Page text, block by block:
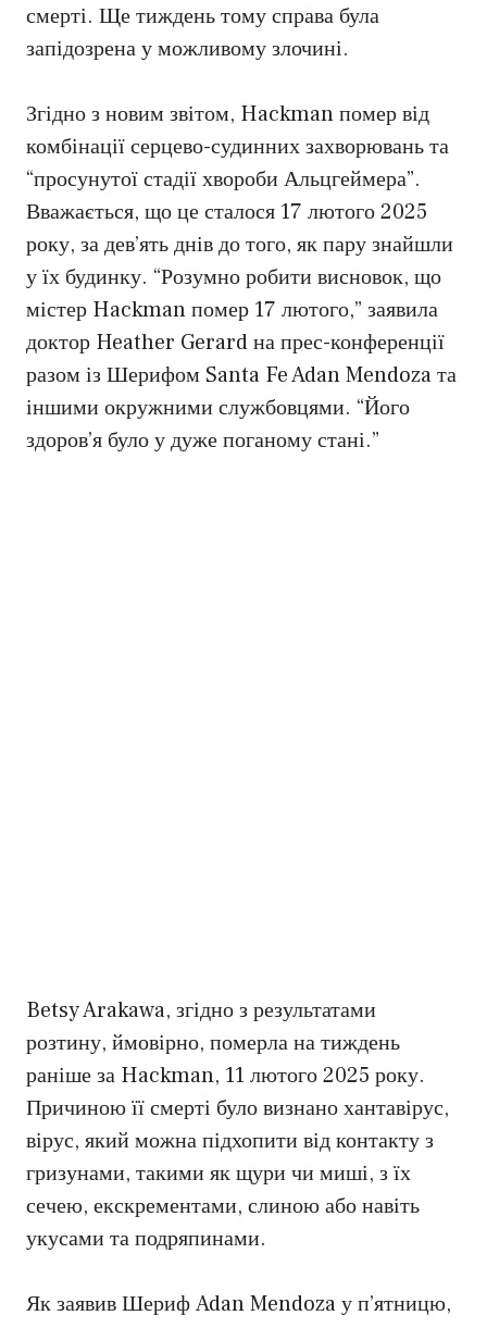
смерті. Ще тиждень тому справа була
запідозрена у можливому злочині.
Згідно з новим звітом, Hackman помер від
комбінації серцево-судинних захворювань та
“просунутої стадії хвороби Альцгеймера”.
Вважається, що це сталося 17 лютого 2025
року, за дев’ять днів до того, як пару знайшли
у їх будинку. “Розумно робити висновок, що
містер Hackman помер 17 лютого,” заявила
доктор Heather Gerard на прес-конференції
разом із Шерифом Santa Fe Adan Mendoza та
іншими окружними службовцями. “Його
здоров’я було у дуже поганому стані.”
Betsy Arakawa, згідно з результатами
розтину, ймовірно, померла на тиждень
раніше за Hackman, 11 лютого 2025 року.
Причиною її смерті було визнано хантавірус,
вірус, який можна підхопити від контакту з
гризунами, такими як щури чи миші, з їх
сечею, екскрементами, слиною або навіть
укусами та подряпинами.
Як заявив Шериф Adan Mendoza у п’ятницю,